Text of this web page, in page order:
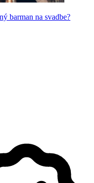
barman na svadbe?